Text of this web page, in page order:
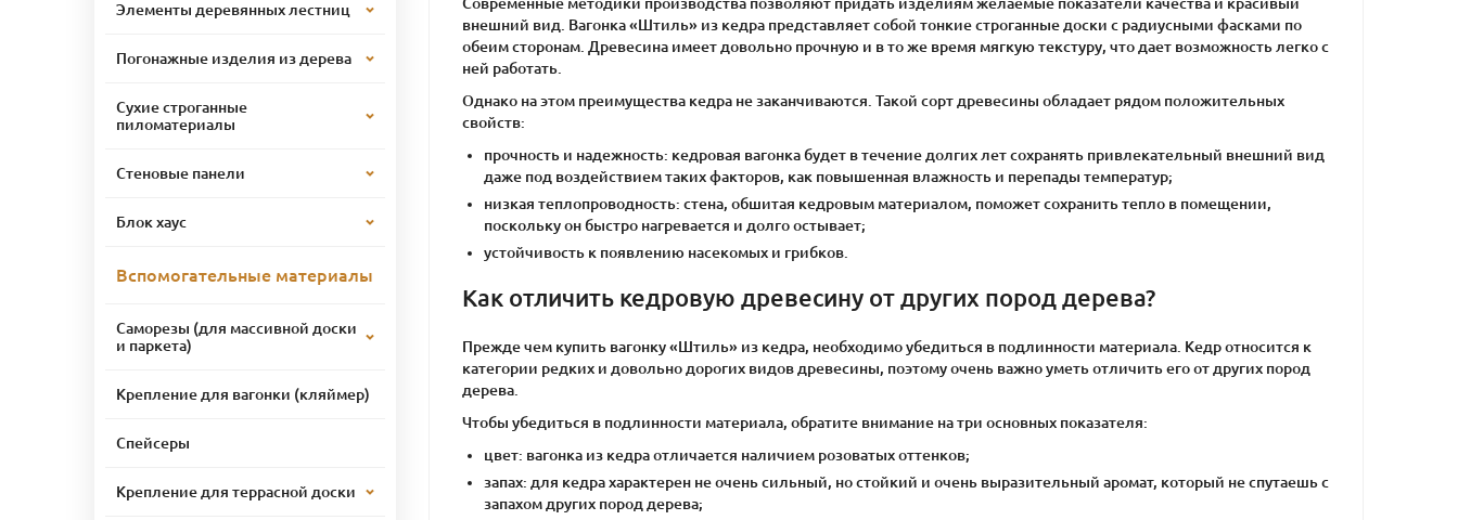
внешний вид. Вагонка «Штиль» из кедра представляет собой тонкие строганные доски с радиусными фасками по
обеим сторонам. Древесина имеет довольно прочную и в то же время мягкую текстуру, что дает возможность легко с
ней работать.
Однако на этом преимущества кедра не заканчиваются. Такой сорт древесины обладает рядом положительных
свойств:
прочность и надежность: кедровая вагонка будет в течение долгих лет сохранять привлекательный внешний вид
даже под воздействием таких факторов, как повышенная влажность и перепады температур;
низкая теплопроводность: стена, обшитая кедровым материалом, поможет сохранить тепло в помещении,
поскольку он быстро нагревается и долго остывает;
устойчивость к появлению насекомых и грибков.
Как отличить кедровую древесину от других пород дерева?
Прежде чем купить вагонку «Штиль» из кедра, необходимо убедиться в подлинности материала. Кедр относится к
категории редких и довольно дорогих видов древесины, поэтому очень важно уметь отличить его от других пород
дерева.
Чтобы убедиться в подлинности материала, обратите внимание на три основных показателя:
цвет: вагонка из кедра отличается наличием розоватых оттенков;
запах: для кедра характерен не очень сильный, но стойкий и очень выразительный аромат, который не спутаешь с
запахом других пород дерева;
Элементы деревянных лестниц
Погонажные изделия из дерева
Сухие строганные
пиломатериалы
Стеновые панели
Блок хаус
Вспомогательные материалы
Саморезы (для массивной доски
и паркета)
Крепление для вагонки (кляймер)
Спейсеры
Крепление для террасной доски